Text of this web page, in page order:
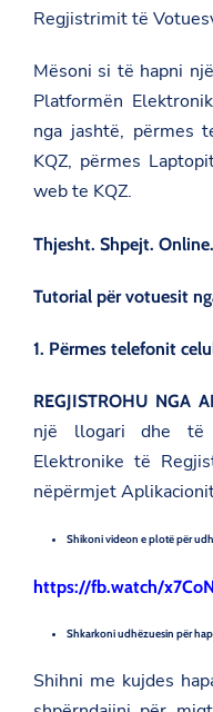
Regjistrimit të
Mësoni si të hapni
Platformën
nga jashtë, përmes
KQZ, përmes
web te KQZ.
Thjesht. Shpejt. Online.
Tutorial për votuesit
1. Përmes telefonit
REGJISTROHU NGA
një llogari dhe të
Elektronike të
nëpërmjet
Shikoni videon e plotë për
https://fb.watch/
Shkarkoni udhëzuesin për
Shihni me kujdes